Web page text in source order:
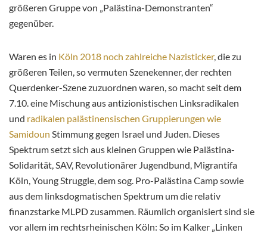
größeren Gruppe von „Palästina-Demonstranten“
gegenüber.
Waren es in Köln 2018 noch zahlreiche Nazisticker, die zu
größeren Teilen, so vermuten Szenekenner, der rechten
Querdenker-Szene zuzuordnen waren, so macht seit dem
7.10. eine Mischung aus antizionistischen Linksradikalen
und radikalen palästinensischen Gruppierungen wie
Samidoun Stimmung gegen Israel und Juden. Dieses
Spektrum setzt sich aus kleinen Gruppen wie Palästina-
Solidarität, SAV, Revolutionärer Jugendbund, Migrantifa
Köln, Young Struggle, dem sog. Pro-Palästina Camp sowie
aus dem linksdogmatischen Spektrum um die relativ
finanzstarke MLPD zusammen. Räumlich organisiert sind sie
vor allem im rechtsrheinischen Köln: So im Kalker „Linken